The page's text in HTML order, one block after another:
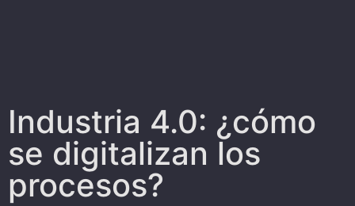
Industria 4.0: ¿cómo
se digitalizan los
procesos?